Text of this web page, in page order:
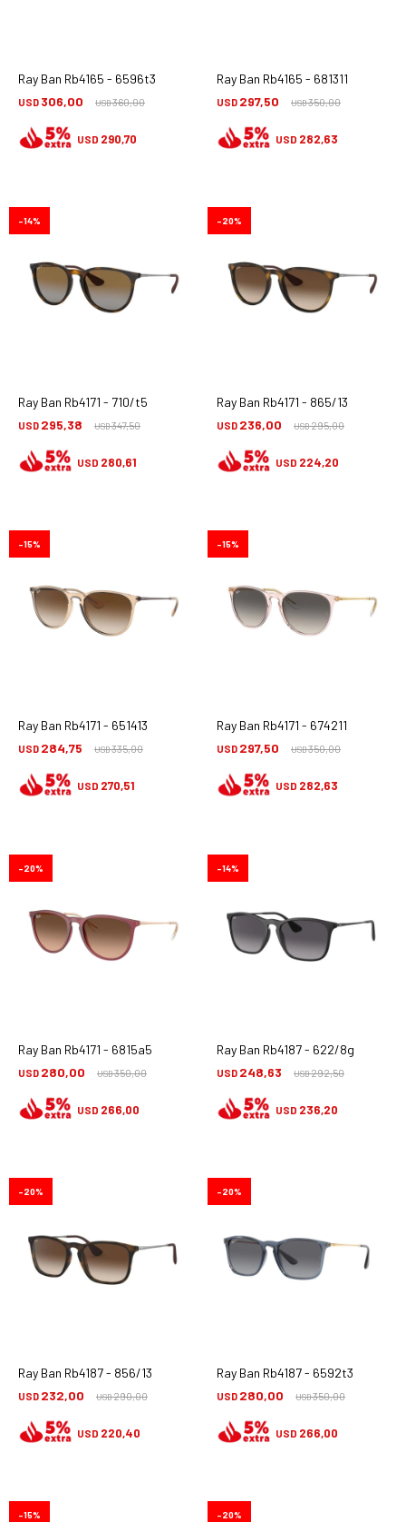
Ray Ban Rb4165 - 6596t3
USD 306,00 USD360,00
USD 290,70
Ray Ban Rb4165 - 681311
USD 297,50 USD350,00
USD 282,63
Ray Ban Rb4171 - 710/t5
USD 295,38 USD347,50
14
USD 280,61
Ray Ban Rb4171 - 865/13
USD 236,00 USD295,00
20
USD 224,20
Ray Ban Rb4171 - 651413
USD 284,75 USD335,00
15
USD 270,51
Ray Ban Rb4171 - 674211
USD 297,50 USD350,00
15
USD 282,63
Ray Ban Rb4171 - 6815a5
USD 280,00 USD350,00
20
USD 266,00
Ray Ban Rb4187 - 622/8g
USD 248,63 USD292,50
14
USD 236,20
Ray Ban Rb4187 - 856/13
USD 232,00 USD290,00
20
USD 220,40
Ray Ban Rb4187 - 6592t3
USD 280,00 USD350,00
20
USD 266,00
15 20